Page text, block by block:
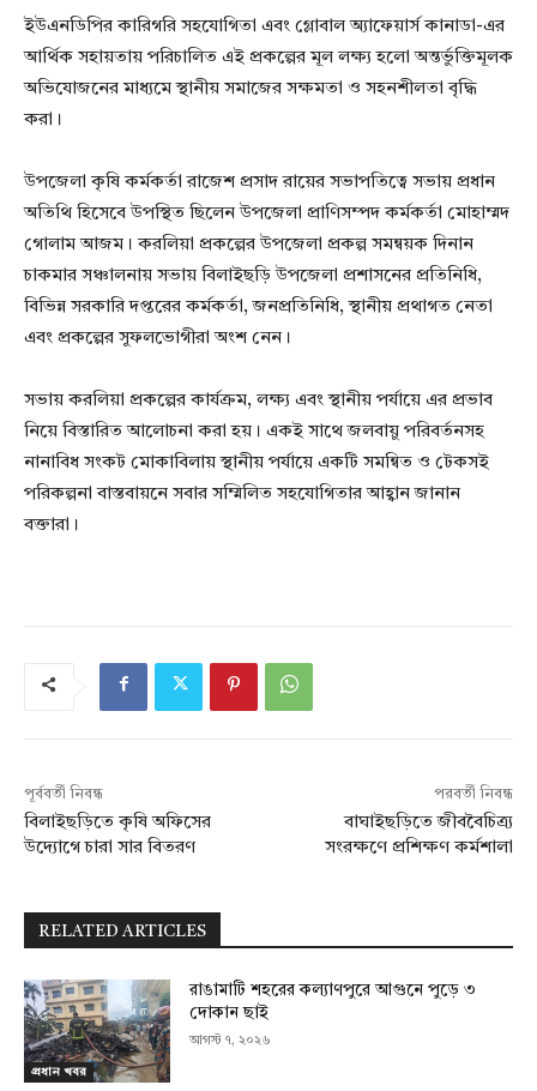
ইউএনডিপির কারিগরি সহযোগিতা এবং গ্লোবাল অ্যাফেয়ার্স কানাডা-এর
আর্থিক সহায়তায় পরিচালিত এই প্রকল্পের মূল লক্ষ্য হলো অন্তর্ভুক্তিমূলক
অভিযোজনের মাধ্যমে স্থানীয় সমাজের সক্ষমতা ও সহনশীলতা বৃদ্ধি
করা।
উপজেলা কৃষি কর্মকর্তা রাজেশ প্রসাদ রায়ের সভাপতিত্বে সভায় প্রধান
অতিথি হিসেবে উপস্থিত ছিলেন উপজেলা প্রাণিসম্পদ কর্মকর্তা মোহাম্মদ
গোলাম আজম। করলিয়া প্রকল্পের উপজেলা প্রকল্প সমন্বয়ক দিনান
চাকমার সঞ্চালনায় সভায় বিলাইছড়ি উপজেলা প্রশাসনের প্রতিনিধি,
বিভিন্ন সরকারি দপ্তরের কর্মকর্তা, জনপ্রতিনিধি, স্থানীয় প্রথাগত নেতা
এবং প্রকল্পের সুফলভোগীরা অংশ নেন।
সভায় করলিয়া প্রকল্পের কার্যক্রম, লক্ষ্য এবং স্থানীয় পর্যায়ে এর প্রভাব
নিয়ে বিস্তারিত আলোচনা করা হয়। একই সাথে জলবায়ু পরিবর্তনসহ
নানাবিধ সংকট মোকাবিলায় স্থানীয় পর্যায়ে একটি সমন্বিত ও টেকসই
পরিকল্পনা বাস্তবায়নে সবার সম্মিলিত সহযোগিতার আহ্বান জানান
বক্তারা।
পূর্ববর্তী নিবন্ধ
বিলাইছড়িতে কৃষি অফিসের
উদ্যোগে চারা সার বিতরণ
পরবর্তী নিবন্ধ
বাঘাইছড়িতে জীববৈচিত্র্য
সংরক্ষণে প্রশিক্ষণ কর্মশালা
RELATED ARTICLES
প্রধান খবর
রাঙামাটি শহরের কল্যাণপুরে আগুনে পুড়ে ৩
দোকান ছাই
আগস্ট ৭, ২০২৬